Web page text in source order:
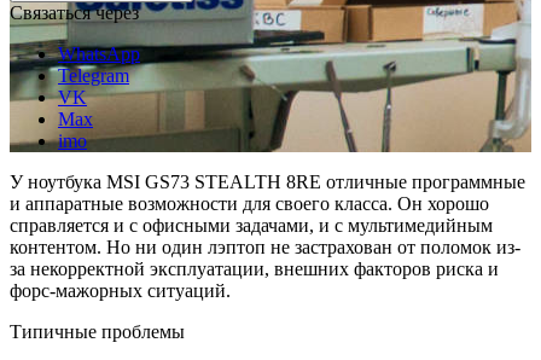
Связаться через
WhatsApp
Telegram
VK
Max
imo
У ноутбука MSI GS73 STEALTH 8RE отличные программные
и аппаратные возможности для своего класса. Он хорошо
справляется и с офисными задачами, и с мультимедийным
контентом. Но ни один лэптоп не застрахован от поломок из-
за некорректной эксплуатации, внешних факторов риска и
форс-мажорных ситуаций.
Типичные проблемы